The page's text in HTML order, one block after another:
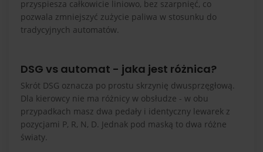
przyspiesza całkowicie liniowo, bez szarpnięć, co
pozwala zmniejszyć zużycie paliwa w stosunku do
tradycyjnych automatów.
DSG vs automat - jaka jest różnica?
Skrót DSG oznacza po prostu skrzynię dwusprzęgłową.
Dla kierowcy nie ma różnicy w obsłudze - w obu
przypadkach masz dwa pedały i identyczny lewarek z
pozycjami P, R, N, D. Jednak pod maską to dwa różne
światy.